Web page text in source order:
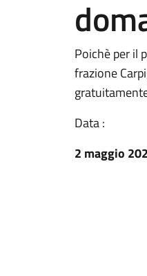
Poichè per il
frazione
Data :
2 maggio